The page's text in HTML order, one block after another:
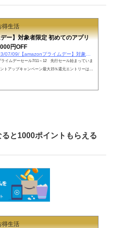
得生活
ー】対象者限定 初めてのアプリ
円OFF
https://ajirolife.com/2023/07/09/【amazonプライムデー】対象者限定-初めてのアプリで
ライムデーセール7/11～12 先行セール始まっていま
トアップキャンペーン最大15％還元エントリーはこ
と1000ポイントもらえる
得生活